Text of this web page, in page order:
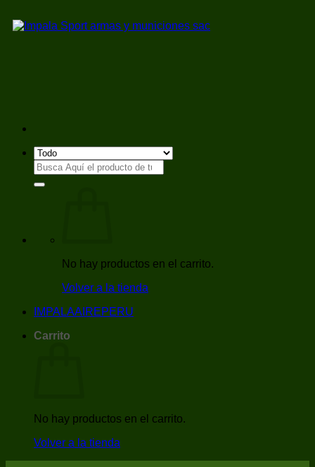
al
Buscar
por:
No hay productos en el carrito.
Volver a la tienda
IMPALAAIREPERU
Carrito
No hay productos en el carrito.
Volver a la tienda